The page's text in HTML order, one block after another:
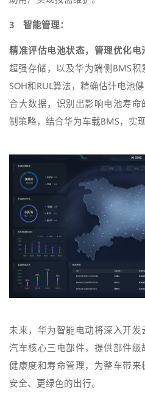
3 智能管理：
精准评估电池状态，管理优化电
超强存储，以及华为端侧BMS
SOH和RUL算法，精确估计电池
合大数据，识别出影响电池寿
制策略，结合华为车载BMS，实
未来，华为智能电动将深入开
汽车核心三电部件，提供部件
健康度和寿命管理，为整车带
安全、更绿色的出行。